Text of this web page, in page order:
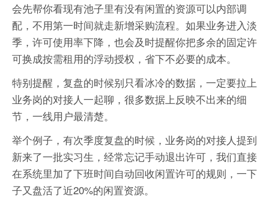
会先帮你看现有池子里有没有闲置的资源可以内部调
配，不用第一时间就走新增采购流程。如果业务进入淡
季，许可使用率下降，也会及时提醒你把多余的固定许
可换成按需租用的浮动授权，省下不必要的成本。
特别提醒，复盘的时候别只看冰冷的数据，一定要拉上
业务岗的对接人一起聊，很多数据上反映不出来的细
节，一线用户最清楚。
举个例子，有次季度复盘的时候，业务岗的对接人提到
新来了一批实习生，经常忘记手动退出许可，我们直接
在系统里加了下班时间自动回收闲置许可的规则，一下
子又盘活了近20%的闲置资源。